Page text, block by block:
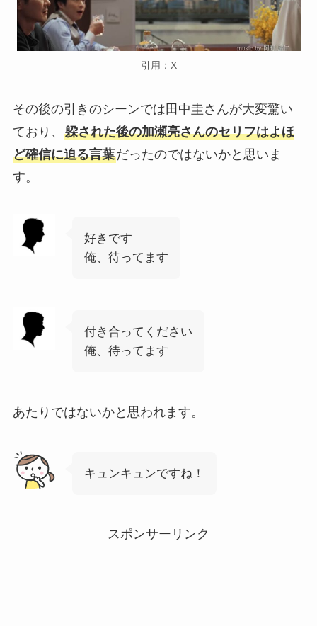
引用：X
その後の引きのシーンでは田中圭さんが大変驚い
ており、 躱された後の加瀬亮さんのセリフはよほ
ど確信に迫る言葉だったのではないかと思いま
す。
好きです
俺、待ってます
付き合ってください
俺、待ってます
あたりではないかと思われます。
キュンキュンですね！
スポンサーリンク